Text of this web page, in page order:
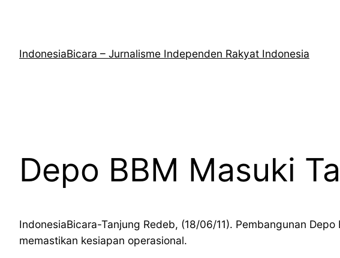
IndonesiaBicara – Jurnalisme Independen Rakyat Indonesia
Depo BBM Masuki
IndonesiaBicara-Tanjung Redeb, (18/06/11). Pembangunan
memastikan kesiapan operasional.